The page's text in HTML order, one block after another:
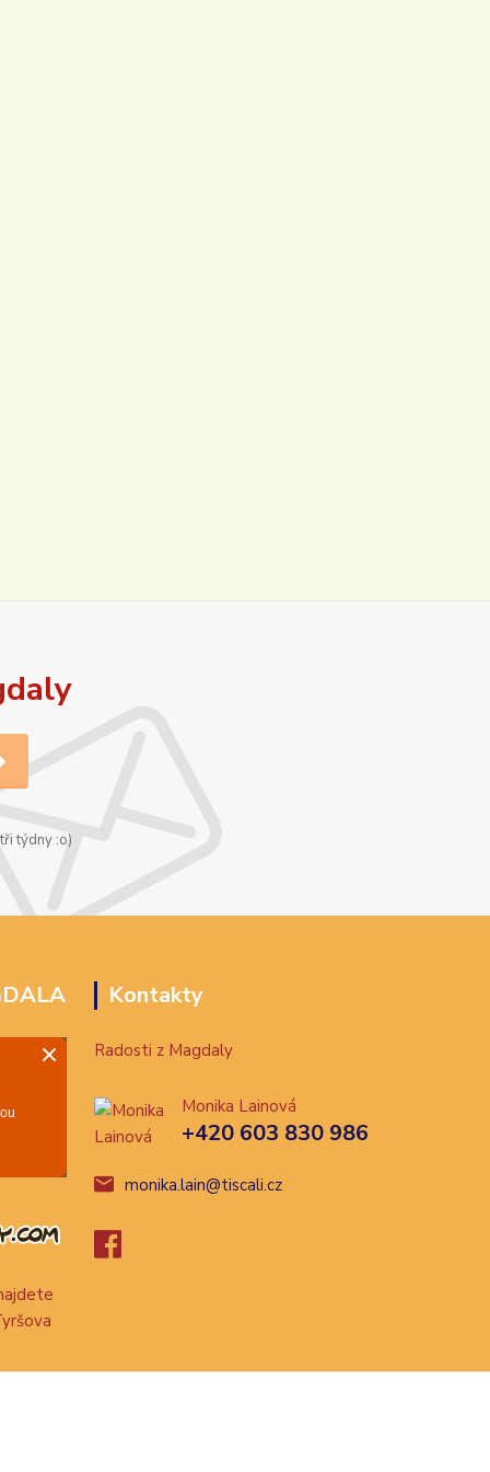
týdny :o)
Kontakty
Radosti z Magdaly
Monika Lainová
+420 603 830 986
monika.lain@tiscali.cz